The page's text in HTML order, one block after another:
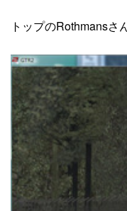
トップのRothmansさ